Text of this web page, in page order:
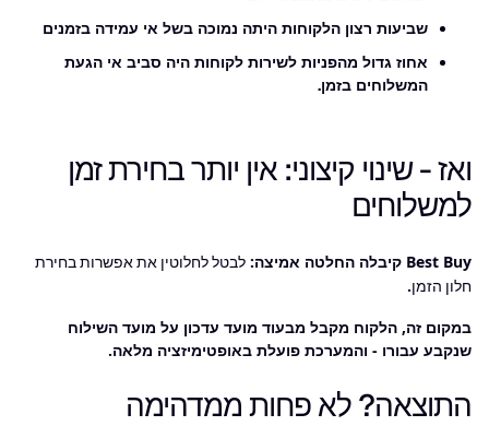
שביעות רצון הלקוחות היתה נמוכה בשל אי עמידה בזמנים
אחוז גדול מהפניות לשירות לקוחות היה סביב אי הגעת
המשלוחים בזמן.
ואז - שינוי קיצוני: אין יותר בחירת זמן
למשלוחים
Best Buy קיבלה החלטה אמיצה:
לבטל לחלוטין את אפשרות בחירת
חלון הזמן.
במקום זה, הלקוח מקבל מבעוד מועד עדכון על מועד השילוח
שנקבע עבורו - והמערכת פועלת באופטימיזציה מלאה.
התוצאה? לא פחות ממדהימה